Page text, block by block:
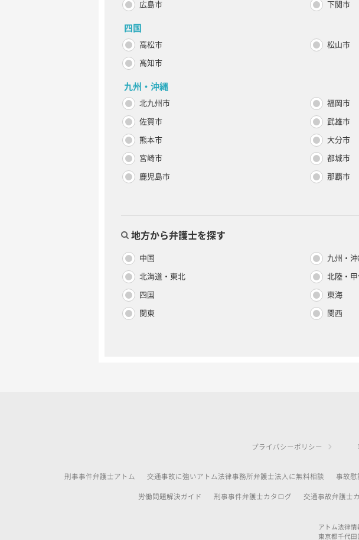
広島市 下関市
四国
高松市 松山市
高知市
九州・沖縄
北九州市 福岡市
佐賀市 武雄市
熊本市 大分市
宮崎市 都城市
鹿児島市 那覇市
地方から弁護士を探す
中国 九州・沖
北海道・東北 北陸・
四国 東海
関東 関西
プライバシーポリシー
刑事事件弁護士アトム 交通事故に強いアトム法律事務所弁護士法人に無料相談 事故慰
労働問題解決ガイド 刑事事件弁護士カタログ 交通事故弁護士
アトム法律
東京都千代田